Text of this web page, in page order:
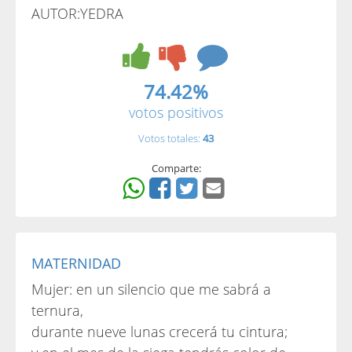
AUTOR:YEDRA
74.42%
votos positivos
Votos totales: 43
Comparte:
MATERNIDAD
Mujer: en un silencio que me sabrá a
ternura,
durante nueve lunas crecerá tu cintura;